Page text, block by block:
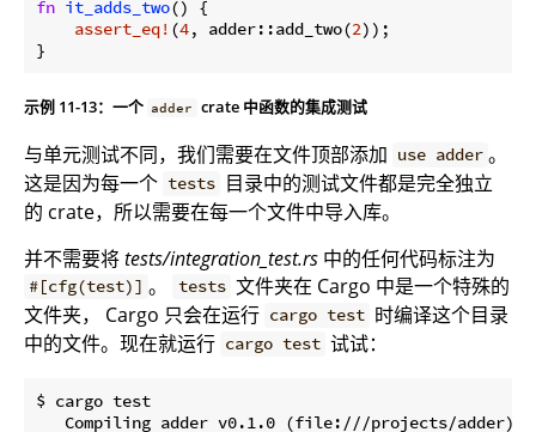
fn it_adds_two() {
assert_eq! (4, adder::add_two(2));
}
示例 11-13：一个 adder crate 中函数的集成测试
与单元测试不同，我们需要在文件顶部添加 use adder 。
这是因为每一个 tests 目录中的测试文件都是完全独立
的 crate，所以需要在每一个文件中导入库。
并不需要将tests/integration_test.rs 中的任何代码标注为
#[cfg(test)] 。 tests 文件夹在 Cargo 中是一个特殊的
文件夹， Cargo 只会在运行 cargo test 时编译这个目录
中的文件。现在就运行 cargo test 试试：
$ cargo test
   Compiling adder v0.1.0 (file:///projects/adder)